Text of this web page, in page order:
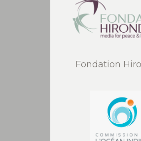
Fondation